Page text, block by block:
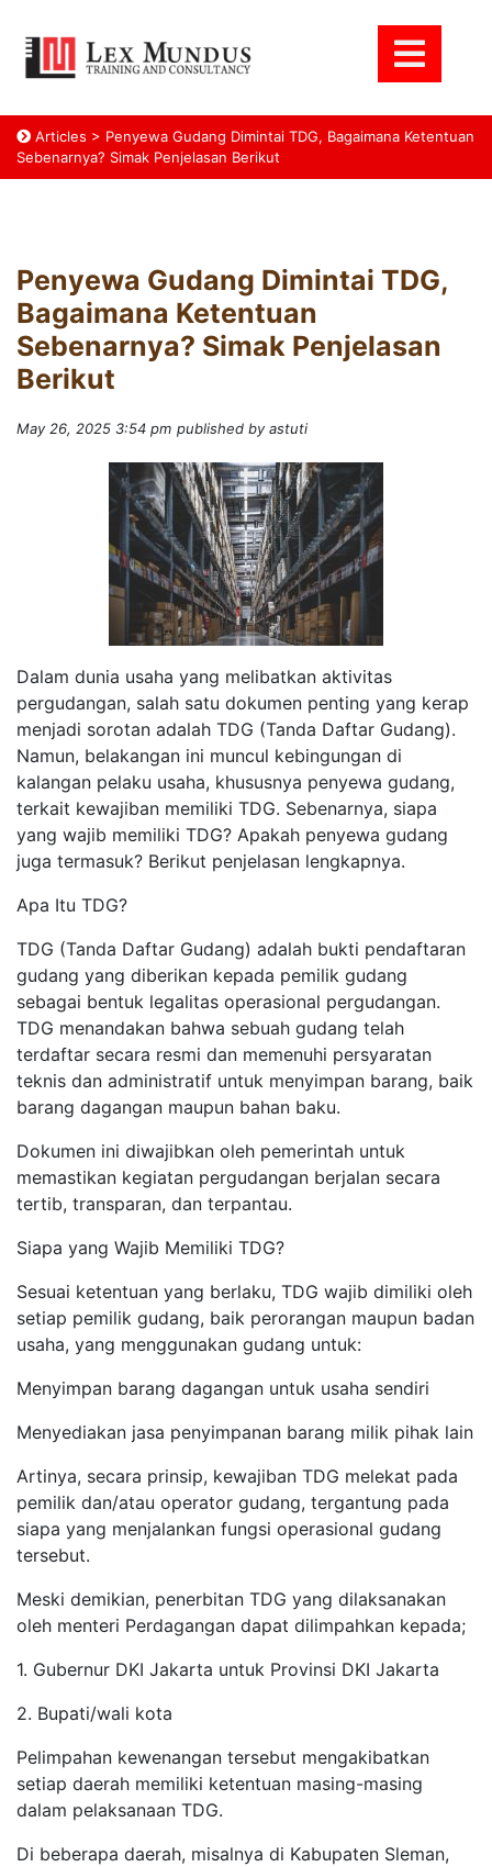
Articles > Penyewa Gudang Dimintai TDG, Bagaimana Ketentuan
Sebenarnya? Simak Penjelasan Berikut
Penyewa Gudang Dimintai TDG,
Bagaimana Ketentuan
Sebenarnya? Simak Penjelasan
Berikut
May 26, 2025 3:54 pm published by astuti
Dalam dunia usaha yang melibatkan aktivitas
pergudangan, salah satu dokumen penting yang kerap
menjadi sorotan adalah TDG (Tanda Daftar Gudang).
Namun, belakangan ini muncul kebingungan di
kalangan pelaku usaha, khususnya penyewa gudang,
terkait kewajiban memiliki TDG. Sebenarnya, siapa
yang wajib memiliki TDG? Apakah penyewa gudang
juga termasuk? Berikut penjelasan lengkapnya.
Apa Itu TDG?
TDG (Tanda Daftar Gudang) adalah bukti pendaftaran
gudang yang diberikan kepada pemilik gudang
sebagai bentuk legalitas operasional pergudangan.
TDG menandakan bahwa sebuah gudang telah
terdaftar secara resmi dan memenuhi persyaratan
teknis dan administratif untuk menyimpan barang, baik
barang dagangan maupun bahan baku.
Dokumen ini diwajibkan oleh pemerintah untuk
memastikan kegiatan pergudangan berjalan secara
tertib, transparan, dan terpantau.
Siapa yang Wajib Memiliki TDG?
Sesuai ketentuan yang berlaku, TDG wajib dimiliki oleh
setiap pemilik gudang, baik perorangan maupun badan
usaha, yang menggunakan gudang untuk:
Menyimpan barang dagangan untuk usaha sendiri
Menyediakan jasa penyimpanan barang milik pihak lain
Artinya, secara prinsip, kewajiban TDG melekat pada
pemilik dan/atau operator gudang, tergantung pada
siapa yang menjalankan fungsi operasional gudang
tersebut.
Meski demikian, penerbitan TDG yang dilaksanakan
oleh menteri Perdagangan dapat dilimpahkan kepada;
1. Gubernur DKI Jakarta untuk Provinsi DKI Jakarta
2. Bupati/wali kota
Pelimpahan kewenangan tersebut mengakibatkan
setiap daerah memiliki ketentuan masing-masing
dalam pelaksanaan TDG.
Di beberapa daerah, misalnya di Kabupaten Sleman,